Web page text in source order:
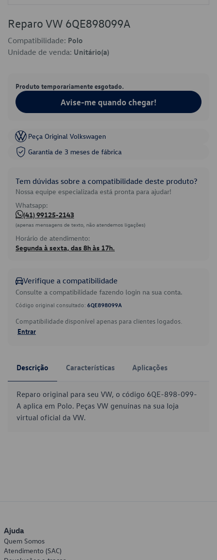
Reparo VW 6QE898099A
Compatibilidade: Polo
Unidade de venda: Unitário(a)
Produto temporariamente esgotado.
Avise-me quando chegar!
Peça Original Volkswagen
Garantia de 3 meses de fábrica
Tem dúvidas sobre a compatibilidade deste produto?
Nossa equipe especializada está pronta para ajudar!
Whatsapp:
(41) 99125-2143
(apenas mensagens de texto, não atendemos ligações)
Horário de atendimento:
Segunda à sexta, das 8h às 17h.
Verifique a compatibilidade
Consulte a compatibilidade fazendo login na sua conta.
Código original consultado: 6QE898099A
Compatibilidade disponível apenas para clientes logados.
Entrar
Descrição Características Aplicações
Reparo original para seu VW, o código 6QE-898-099-
A aplica em Polo. Peças VW genuínas na sua loja
virtual oficial da VW.
Ajuda
Quem Somos
Atendimento (SAC)